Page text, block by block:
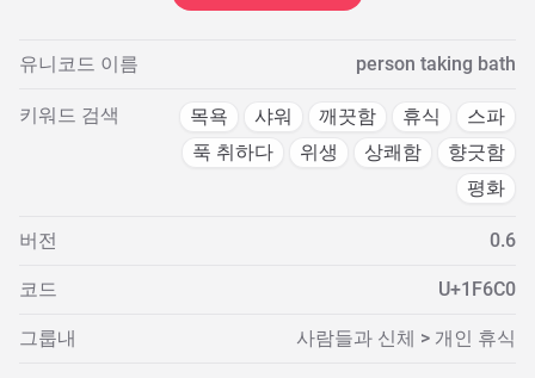
유니코드 이름 person taking bath
키워드 검색 목욕 샤워 깨끗함 휴식
스파
푹 취하다
위생 상쾌함
향긋함
평화
버전 0.6
코드 U+1F6C0
그룹내 사람들과 신체 > 개인 휴식